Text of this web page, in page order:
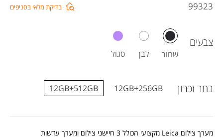
בדיקת מלאי בסניפים 99323
צבעים
שחור לבן סגול
בחר זכרון 12GB+256GB
12GB+512GB
מערך צילום Leica מקצועי הכולל 3 חיישני צילום ומערך עדשות